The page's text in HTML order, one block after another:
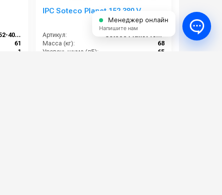
IPCS-PLNT152-400V
61
1
IPC Soteco Planet 152 380 V
Артикул:
Масса (кг):
68
Уровень шума (дБ):
65
Менеджер онлайн
Напишите нам